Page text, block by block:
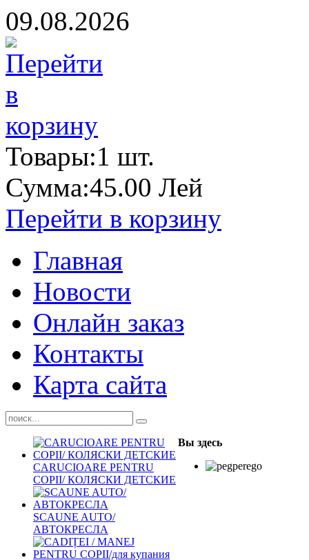
09.08.2026
Товары:1 шт.
Сумма:45.00 Лей
Перейти в корзину
Главная
Новости
Онлайн заказ
Контакты
Карта сайта
Вы здесь
CARUCIOARE PENTRU
COPII/ КОЛЯСКИ ДЕТСКИЕ
SCAUNE AUTO/
АВТОКРЕСЛА